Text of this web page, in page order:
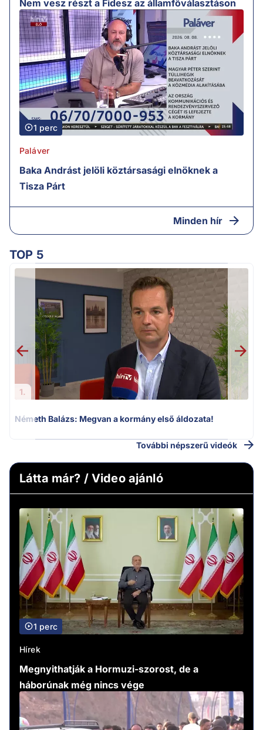
Nem vesz részt a Fidesz az államfőválasztáson
1 perc
Paláver
Baka Andrást jelöli köztársasági elnöknek a
Tisza Párt
Minden hír
TOP 5
1.
Németh Balázs: Megvan a kormány első áldozata!
További népszerű videók
Látta már? / Video ajánló
1 perc
Hírek
Megnyithatják a Hormuzi-szorost, de a
háborúnak még nincs vége